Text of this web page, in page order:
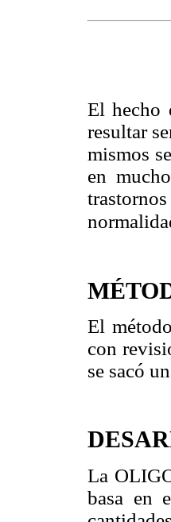
El hecho
resultar
mismos
en
El
con
se sacó
La
basa en